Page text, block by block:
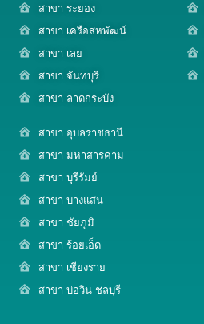
สาขา ระยอง
สาขา เครือสหพัฒน์
สาขา เลย
สาขา จันทบุรี
สาขา ลาดกระบัง
สาขา อุบลราชธานี
สาขา มหาสารคาม
สาขา บุรีรัมย์
สาขา บางแสน
สาขา ชัยภูมิ
สาขา ร้อยเอ็ด
สาขา เชียงราย
สาขา บ่อวิน ชลบุรี